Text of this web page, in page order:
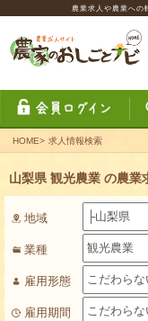
農業求人や農業への
HOME> 求人情報検索
山梨県 観光農業 の農業
地域
業種
雇用形態
雇用期間